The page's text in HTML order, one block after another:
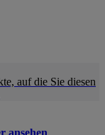
auf die Sie diesen
ansehen